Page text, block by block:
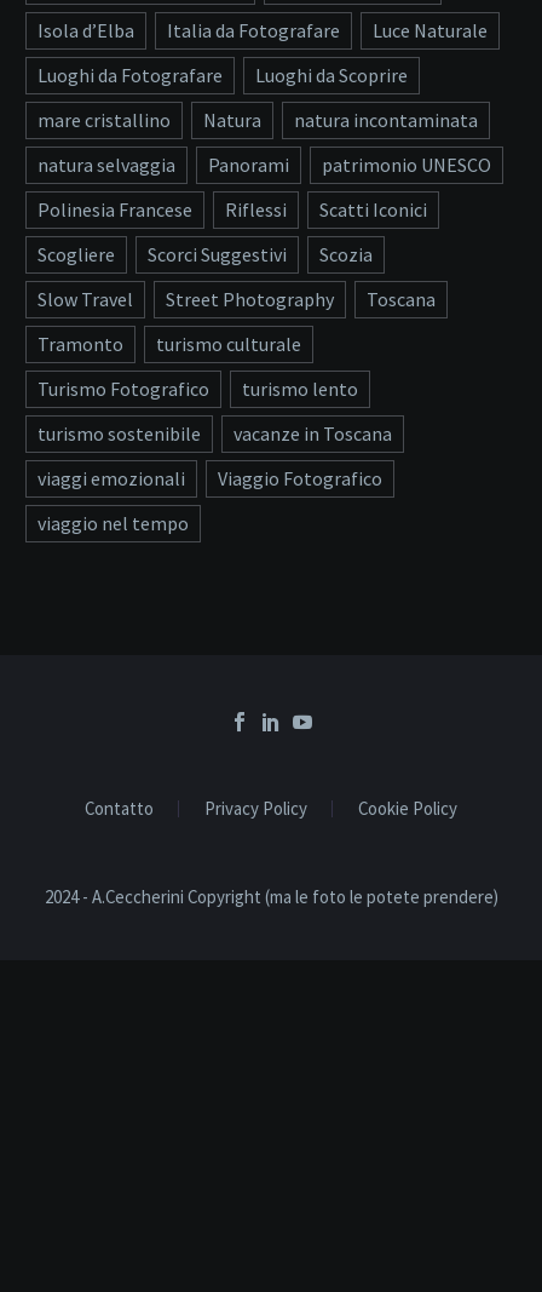
Isola d’Elba
Italia da Fotografare
Luce Naturale
Luoghi da Fotografare
Luoghi da Scoprire
mare cristallino
Natura
natura incontaminata
natura selvaggia
Panorami
patrimonio UNESCO
Polinesia Francese
Riflessi
Scatti Iconici
Scogliere
Scorci Suggestivi
Scozia
Slow Travel
Street Photography
Toscana
Tramonto
turismo culturale
Turismo Fotografico
turismo lento
turismo sostenibile
vacanze in Toscana
viaggi emozionali
Viaggio Fotografico
viaggio nel tempo
Contatto Privacy Policy Cookie Policy
2024 - A.Ceccherini Copyright (ma le foto le potete prendere)